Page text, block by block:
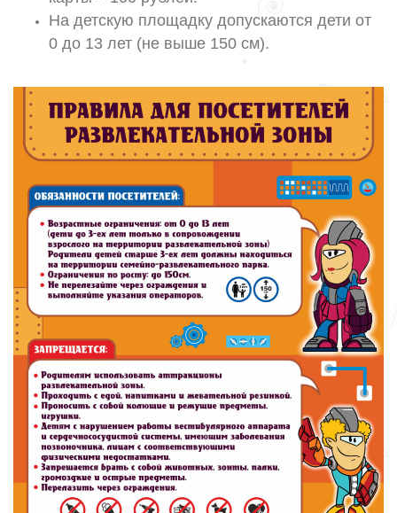
На детскую площадку допускаются дети от
0 до 13 лет (не выше 150 см).